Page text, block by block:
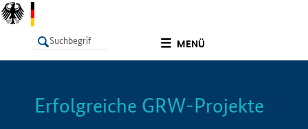
MENÜ
LISTE Info
Erfolgreiche GRW-Projekte